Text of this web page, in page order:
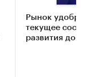
фунгицидов
экспорта
Рынок
текущее
развития до